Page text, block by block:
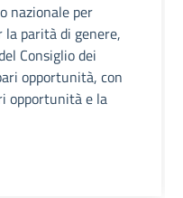
nazionale per
la parità di genere,
Consiglio dei
opportunità, con
opportunità e la